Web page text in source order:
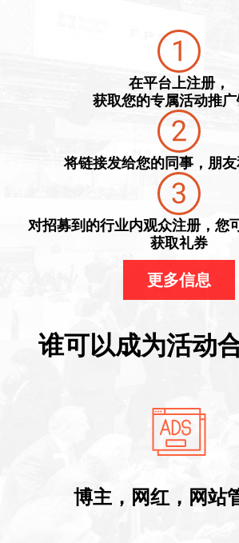
在平台上注册，
获取您的专属活动推
将链接发给您的同事，朋
对招募到的行业内观众注册，您
获取礼券
更多信息
谁可以成为活动
博主，网红，网站